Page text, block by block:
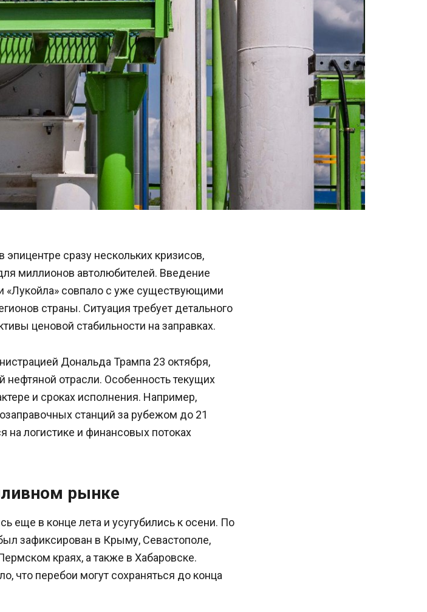
сразу нескольких кризисов,
миллионов автолюбителей. Введение
«Лукойла» совпало с уже существующими
страны. Ситуация требует детального
ценовой стабильности на заправках.
Дональда Трампа 23 октября,
нефтяной отрасли. Особенность текущих
и сроках исполнения. Например,
станций за рубежом до 21
на логистике и финансовых потоках
рынке
еще в конце лета и усугубились к осени. По
зафиксирован в Крыму, Севастополе,
краях, а также в Хабаровске.
что перебои могут сохраняться до конца